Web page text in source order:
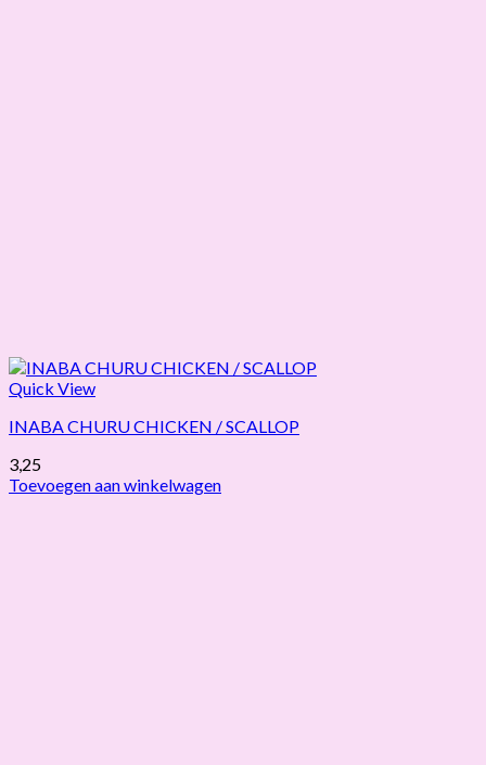
Quick View
INABA CHURU CHICKEN / SCALLOP
3,25
Toevoegen aan winkelwagen